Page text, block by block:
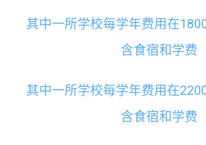
其中一所学校每学年费用在
含食宿和学费
其中一所学校每学年费用在
含食宿和学费